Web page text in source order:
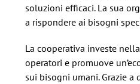
soluzioni efficaci. La sua
a rispondere ai bisogni
La cooperativa investe
operatori e promuove
sui bisogni umani. Grazie a